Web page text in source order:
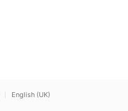
English (UK)